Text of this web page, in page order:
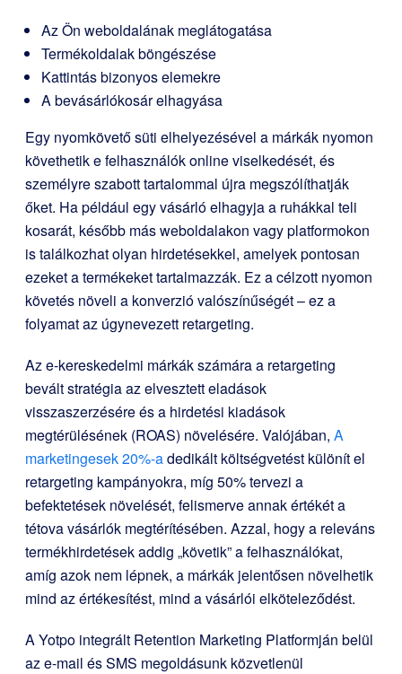
Az Ön weboldalának meglátogatása
Termékoldalak böngészése
Kattintás bizonyos elemekre
A bevásárlókosár elhagyása
Egy nyomkövető süti elhelyezésével a márkák nyomon
követhetik e felhasználók online viselkedését, és
személyre szabott tartalommal újra megszólíthatják
őket. Ha például egy vásárló elhagyja a ruhákkal teli
kosarát, később más weboldalakon vagy platformokon
is találkozhat olyan hirdetésekkel, amelyek pontosan
ezeket a termékeket tartalmazzák. Ez a célzott nyomon
követés növeli a konverzió valószínűségét – ez a
folyamat az úgynevezett retargeting.
Az e-kereskedelmi márkák számára a retargeting
bevált stratégia az elvesztett eladások
visszaszerzésére és a hirdetési kiadások
megtérülésének (ROAS) növelésére. Valójában, A
marketingesek 20%-adedikált költségvetést különít el
retargeting kampányokra, míg 50% tervezi a
befektetések növelését, felismerve annak értékét a
tétova vásárlók megtérítésében. Azzal, hogy a releváns
termékhirdetések addig „követik” a felhasználókat,
amíg azok nem lépnek, a márkák jelentősen növelhetik
mind az értékesítést, mind a vásárlói elköteleződést.
A Yotpo integrált Retention Marketing Platformján belül
az e-mail és SMS megoldásunk közvetlenül